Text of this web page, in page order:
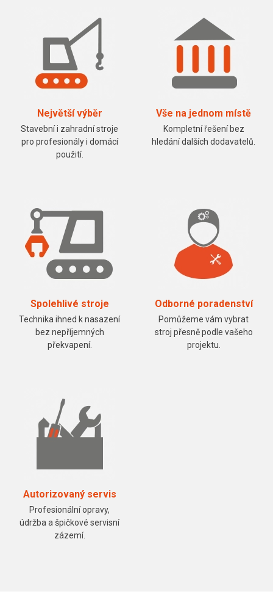
Největší výběr
Stavební i zahradní stroje
pro profesionály i domácí
použití.
Vše na jednom místě
Kompletní řešení bez
hledání dalších dodavatelů.
Spolehlivé stroje
Technika ihned k nasazení
bez nepříjemných
překvapení.
Odborné poradenství
Pomůžeme vám vybrat
stroj přesně podle vašeho
projektu.
Autorizovaný servis
Profesionální opravy,
údržba a špičkové servisní
zázemí.